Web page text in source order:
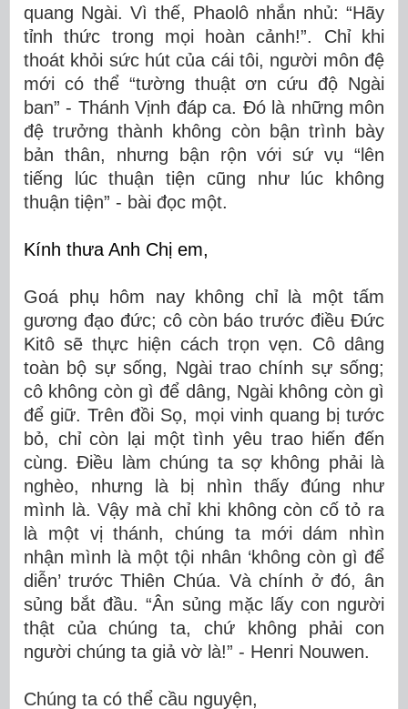
quang Ngài. Vì thế, Phaolô nhắn nhủ: “Hãy
tỉnh thức trong mọi hoàn cảnh!”. Chỉ khi
thoát khỏi sức hút của cái tôi, người môn đệ
mới có thể “tường thuật ơn cứu độ Ngài
ban” - Thánh Vịnh đáp ca. Đó là những môn
đệ trưởng thành không còn bận trình bày
bản thân, nhưng bận rộn với sứ vụ “lên
tiếng lúc thuận tiện cũng như lúc không
thuận tiện” - bài đọc một.
Kính thưa Anh Chị em,
Goá phụ hôm nay không chỉ là một tấm
gương đạo đức; cô còn báo trước điều Đức
Kitô sẽ thực hiện cách trọn vẹn. Cô dâng
toàn bộ sự sống, Ngài trao chính sự sống;
cô không còn gì để dâng, Ngài không còn gì
để giữ. Trên đồi Sọ, mọi vinh quang bị tước
bỏ, chỉ còn lại một tình yêu trao hiến đến
cùng. Điều làm chúng ta sợ không phải là
nghèo, nhưng là bị nhìn thấy đúng như
mình là. Vậy mà chỉ khi không còn cố tỏ ra
là một vị thánh, chúng ta mới dám nhìn
nhận mình là một tội nhân ‘không còn gì để
diễn’ trước Thiên Chúa. Và chính ở đó, ân
sủng bắt đầu. “Ân sủng mặc lấy con người
thật của chúng ta, chứ không phải con
người chúng ta giả vờ là!” - Henri Nouwen.
Chúng ta có thể cầu nguyện,